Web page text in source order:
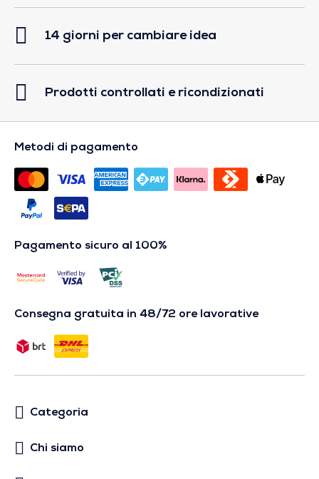
14 giorni per cambiare idea
Prodotti controllati e ricondizionati
Metodi di pagamento
Pagamento sicuro al 100%
Consegna gratuita in 48/72 ore lavorative
Categoria
Chi siamo